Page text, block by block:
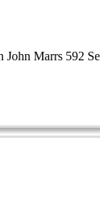
John Marrs 592